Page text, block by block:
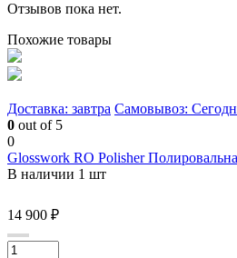
Отзывов пока нет.
Похожие товары
Доставка: завтра Самовывоз:
0 out of 5
0
Glosswork RO Polisher
В наличии 1 шт
14 900 ₽